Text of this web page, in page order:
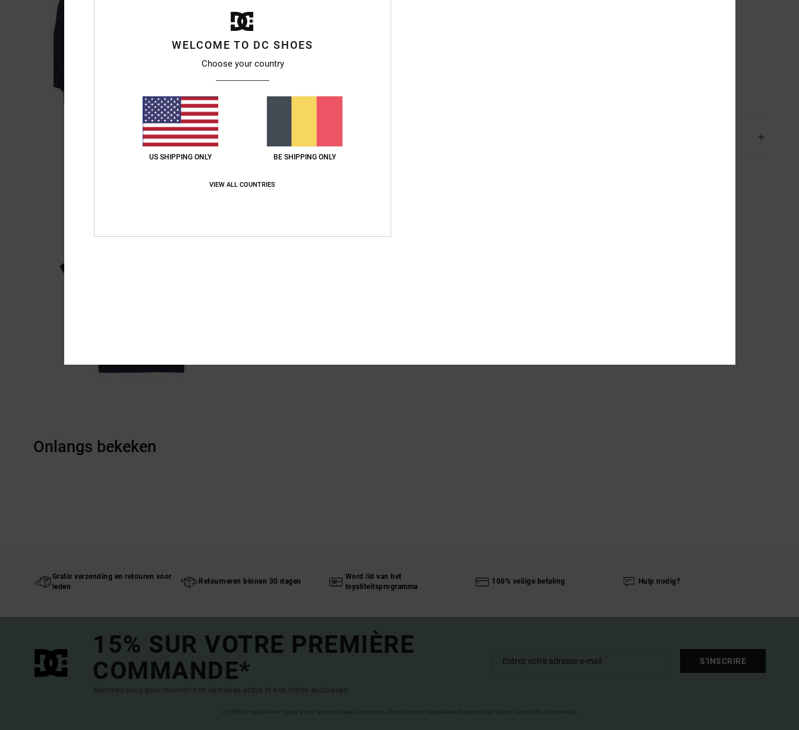
Onlangs bekeken
Gratis verzending en retouren voor
leden
Retourneren binnen 30 dagen
Word lid van het
loyaliteitsprogramma
100% veilige betaling Hulp nodig?
15% SUR VOTRE PREMIÈRE
COMMANDE*
Abonnez-vous pour recevoir nos dernières actus et nos offres exclusives.
S'INSCRIRE
(*) Offre valable en ligne pour les nouveaux inscrits - Conditions détaillées disponibles dans l'email de bienvenue
WELCOME TO DC SHOES
Choose your country
US SHIPPING ONLY BE SHIPPING ONLY
VIEW ALL COUNTRIES